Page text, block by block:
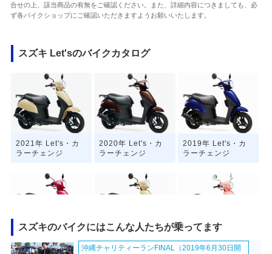
合せの上、該当商品の有無をご確認ください。また、詳細内容につきましても、必
ず各バイクショップにご確認いただきますようお願いいたします。
スズキ Let'sのバイクカタログ
2021年 Let's・カ
ラーチェンジ
2020年 Let's・カ
ラーチェンジ
2019年 Let's・カ
ラーチェンジ
2018年 Let's・マ
2015年 Let's・新
2015年 Let's G・
スズキのバイクにはこんな人たちが乗ってます
沖縄チャリティーランFINAL（2019年6月30日開